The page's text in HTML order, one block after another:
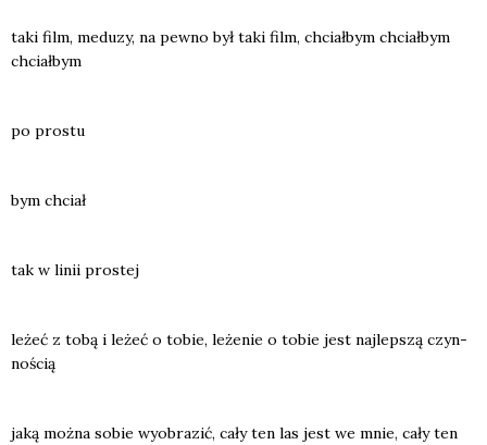
taki film, medu­zy, na pew­no był taki film, chciał­bym chciał­bym
chciał­bym
po pro­stu
bym chciał
tak w linii pro­stej
leżeć z tobą i leżeć o tobie, leże­nie o tobie jest naj­lep­szą czyn­
no­ścią
jaką moż­na sobie wyobra­zić, cały ten las jest we mnie, cały ten